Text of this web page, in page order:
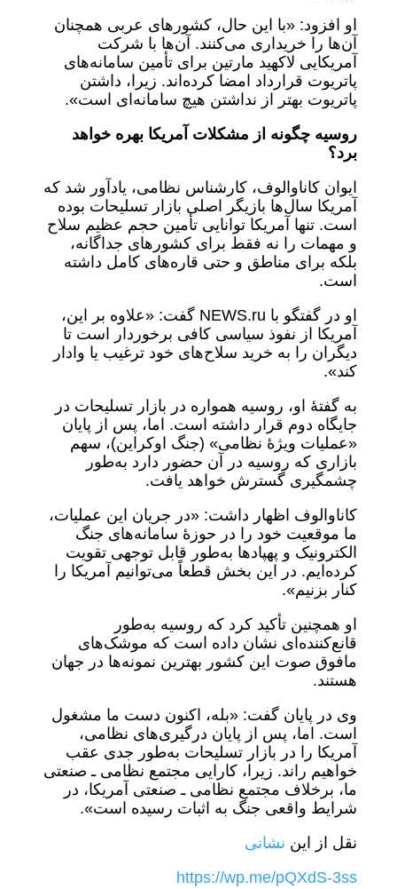
او افزود: «با این حال، کشورهای عربی همچنان
آن‌ها را خریداری می‌کنند. آن‌ها با شرکت
آمریکایی لاکهید مارتین برای تأمین سامانه‌های
پاتریوت قرارداد امضا کرده‌اند. زیرا، داشتن
پاتریوت بهتر از نداشتن هیچ سامانه‌ای است».
روسیه چگونه از مشکلات آمریکا بهره خواهد
برد؟
ایوان کاناوالوف، کارشناس نظامی، یادآور شد که
آمریکا سال‌ها بازیگر اصلی بازار تسلیحات بوده
است. تنها آمریکا توانایی تأمین حجم عظیم سلاح
و مهمات را نه فقط برای کشورهای جداگانه،
بلکه برای مناطق و حتی قاره‌های کامل داشته
است.
او در گفتگو با NEWS.ru گفت: «علاوه بر این،
آمریکا از نفوذ سیاسی کافی برخوردار است تا
دیگران را به خرید سلاح‌های خود ترغیب یا وادار
کند».
به گفتۀ او، روسیه همواره در بازار تسلیحات در
جایگاه دوم قرار داشته است. اما، پس از پایان
«عملیات ویژۀ نظامی» (جنگ اوکراین)، سهم
بازاری که روسیه در آن حضور دارد به‌طور
چشمگیری گسترش خواهد یافت.
کاناوالوف اظهار داشت: «در جریان این عملیات،
ما موقعیت خود را در حوزۀ سامانه‌های جنگ
الکترونیک و پهپادها به‌طور قابل توجهی تقویت
کرده‌ایم. در این بخش قطعاً می‌توانیم آمریکا را
کنار بزنیم».
او همچنین تأکید کرد که روسیه به‌طور
قانع‌کننده‌ای نشان داده است که موشک‌های
مافوق صوت این کشور بهترین نمونه‌ها در جهان
هستند.
وی در پایان گفت: «بله، اکنون دست ما مشغول
است. اما، پس از پایان درگیری‌های نظامی،
آمریکا را در بازار تسلیحات به‌طور جدی عقب
خواهیم راند. زیرا، کارایی مجتمع نظامی ـ صنعتی
ما، برخلاف مجتمع نظامی ـ صنعتی آمریکا، در
شرایط واقعی جنگ به اثبات رسیده است».
نقل از این نشانی
https://wp.me/pQXdS-3ss